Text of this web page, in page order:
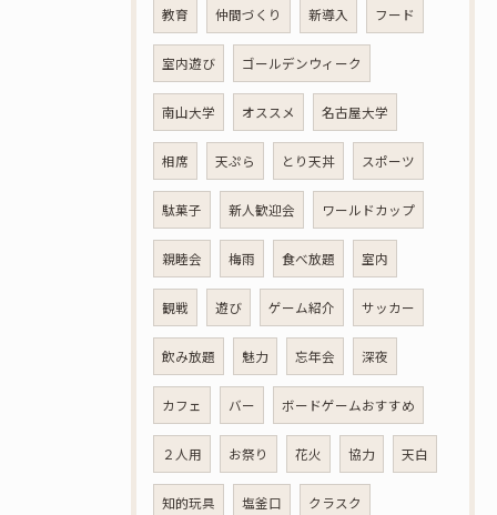
教育 仲間づくり 新導入 フード
室内遊び ゴールデンウィーク
南山大学 オススメ 名古屋大学
相席 天ぷら とり天丼 スポーツ
駄菓子 新人歓迎会 ワールドカップ
親睦会 梅雨 食べ放題 室内
観戦 遊び ゲーム紹介 サッカー
飲み放題 魅力 忘年会 深夜
カフェ バー ボードゲームおすすめ
２人用 お祭り 花火 協力 天白
知的玩具 塩釜口 クラスク